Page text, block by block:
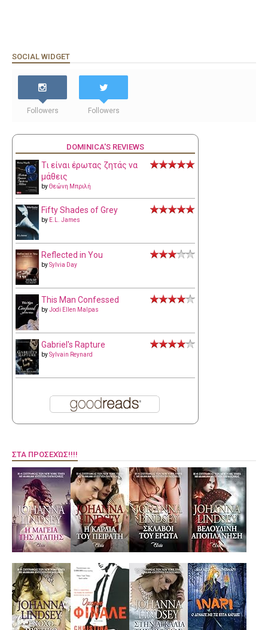
SOCIAL WIDGET
Followers Followers
DOMINICA'S REVIEWS
Τι είναι έρωτας ζητάς να
μάθεις
byΘεώνη Μπριλή
Fifty Shades of Grey
by E.L. James
Reflected in You
bySylvia Day
This Man Confessed
byJodi Ellen Malpas
Gabriel's Rapture
bySylvain Reynard
ΣΤΑ ΠΡΟΣΕΧΏΣ!!!!